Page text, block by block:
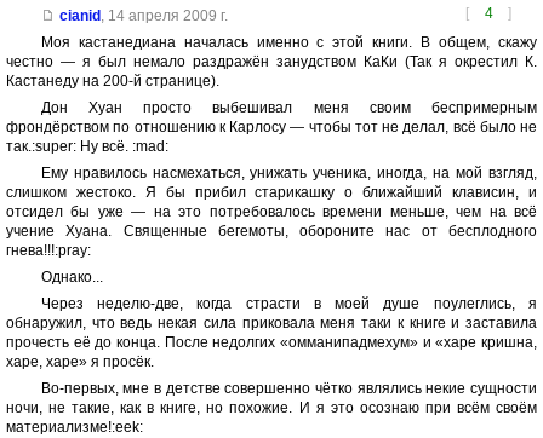
[ 4 ]
cianid , 14 апреля 2009 г.
Моя кастанедиана началась именно с этой книги. В общем, скажу
честно — я был немало раздражён занудством КаКи (Так я окрестил К.
Кастанеду на 200-й странице).
Дон Хуан просто выбешивал меня своим беспримерным
фрондёрством по отношению к Карлосу — чтобы тот не делал, всё было не
так.:super: Ну всё. :mad:
Ему нравилось насмехаться, унижать ученика, иногда, на мой взгляд,
слишком жестоко. Я бы прибил старикашку о ближайший клависин, и
отсидел бы уже — на это потребовалось времени меньше, чем на всё
учение Хуана. Священные бегемоты, обороните нас от бесплодного
гнева!!!:pray:
Однако...
Через неделю-две, когда страсти в моей душе поулеглись, я
обнаружил, что ведь некая сила приковала меня таки к книге и заставила
прочесть её до конца. После недолгих «омманипадмехум» и «харе кришна,
харе, харе» я просёк.
Во-первых, мне в детстве совершенно чётко являлись некие сущности
ночи, не такие, как в книге, но похожие. И я это осознаю при всём своём
материализме!:eek: